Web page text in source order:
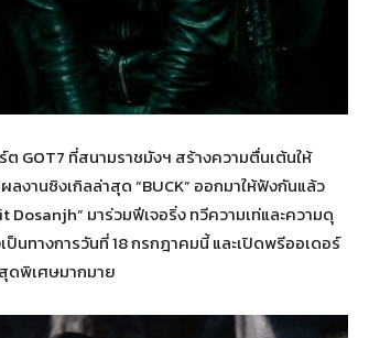
GOT7 ที่สนามราชมังฯ สร้างความตื่นเต้นให้
งานซิงเกิลล่าสุด “BUCK” ออกมาให้ฟังกันแล้ว
มาร่วมฟีเจอริ่ง ทวีความเท่และความดุ
นทางการวันที่ 18 กรกฎาคมนี้ และเปิดพรีออเดอร์
ดพิเศษมากมาย